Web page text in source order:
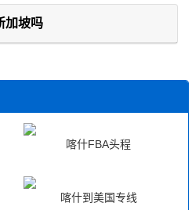
加坡吗
喀什FBA头程
喀什到美国专线